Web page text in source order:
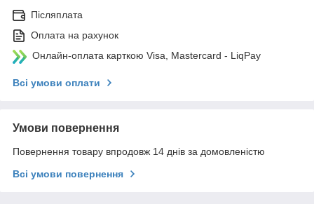
Післяплата
Оплата на рахунок
Онлайн-оплата карткою Visa, Mastercard - LiqPay
Всі умови оплати
Умови повернення
Повернення товару впродовж 14 днів за домовленістю
Всі умови повернення